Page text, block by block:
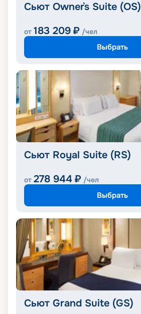
Сьют Owner`s Suite (OS)
от 183 209 ₽ /чел
Выбрать
Сьют Royal Suite (RS)
от 278 944 ₽ /чел
Выбрать
Сьют Grand Suite (GS)